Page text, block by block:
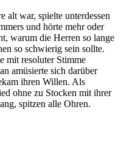
alt war, spielte unterdessen
und hörte mehr oder
warum die Herren so lange
so schwierig sein sollte.
mit resoluter Stimme
amüsierte sich darüber
ihren Willen. Als
ohne zu Stocken mit ihrer
spitzen alle Ohren.